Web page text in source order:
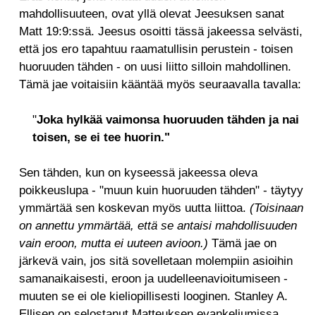
mahdollisuuteen, ovat yllä olevat Jeesuksen sanat
Matt 19:9:ssä. Jeesus osoitti tässä jakeessa selvästi,
että jos ero tapahtuu raamatullisin perustein - toisen
huoruuden tähden - on uusi liitto silloin mahdollinen.
Tämä jae voitaisiin kääntää myös seuraavalla tavalla:
"Joka hylkää vaimonsa huoruuden tähden ja nai
toisen, se ei tee huorin."
Sen tähden, kun on kyseessä jakeessa oleva
poikkeuslupa - "muun kuin huoruuden tähden" - täytyy
ymmärtää sen koskevan myös uutta liittoa. (Toisinaan
on annettu ymmärtää, että se antaisi mahdollisuuden
vain eroon, mutta ei uuteen avioon.) Tämä jae on
järkevä vain, jos sitä sovelletaan molempiin asioihin
samanaikaisesti, eroon ja uudelleenavioitumiseen -
muuten se ei ole kieliopillisesti looginen. Stanley A.